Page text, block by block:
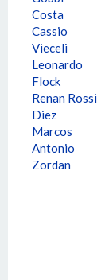
Costa
Cassio
Vieceli
Leonardo
Flock
Renan Rossi
Diez
Marcos
Antonio
Zordan